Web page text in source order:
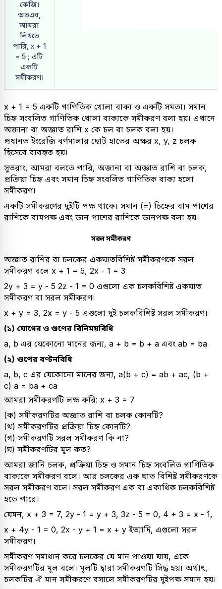
কেজি।
অতএব,
আমরা
লিখতে
পারি, x + 1
= 5 ; এটি
একটি
সমীকরণ।
x + 1 = 5 একটি গাণিতিক খোলা বাক্য ও একটি সমতা। সমান
চিহ্ন সংবলিত গাণিতিক খোলা বাক্যকে সমীকরণ বলা হয়। এখানে
অজানা বা অজ্ঞাত রাশি x কে চল বা চলক বলা হয়।
প্রধানত ইংরেজি বর্ণমালার ছোট হাতের অক্ষর x, y, z চলক
হিসেবে ব্যবহৃত হয়।
সুতরাং, আমরা বলতে পারি, অজানা বা অজ্ঞাত রাশি বা চলক,
প্রক্রিয়া চিহ্ন এবং সমান চিহ্ন সংবলিত গাণিতিক বাক্য হলো
সমীকরণ।
একটি সমীকরণের দুইটি পক্ষ থাকে। সমান (=) চিহ্নের বাম পাশের
রাশিকে বামপক্ষ এবং ডান পাশের রাশিকে ডানপক্ষ বলা হয়।
সরল সমীকরণ
অজ্ঞাত রাশির বা চলকের একঘাতবিশিষ্ট সমীকরণকে সরল
সমীকরণ বলে x + 1 = 5, 2x - 1 = 3
2y + 3 = y - 5 2z - 1 = 0 এগুলো এক চলকবিশিষ্ট একঘাত
সমীকরণ বা সরল সমীকরণ।
x + y = 3, 2x = y - 5 এগুলো দুই চলকবিশিষ্ট সরল সমীকরণ।
(১) যোগের ও গুণের বিনিময়বিধি
a, b এর যেকোনো মানের জন্য, a + b = b + a এবং ab = ba
(২) গুণের বণ্টনবিধি
a, b, c এর যেকোনো মানের জন্য, a(b + c) = ab + ac, (b +
c) a = ba + ca
আমরা সমীকরণটি লক্ষ করি: x + 3 = 7
(ক) সমীকরণটির অজ্ঞাত রাশি বা চলক কোনটি?
(থ) সমীকরণটির প্রক্রিয়া চিহ্ন কোনটি?
(গ) সমীকরণটি সরল সমীকরণ কি না?
(ঘ) সমীকরণটির মূল কত?
আমরা জানি চলক, প্রক্রিয়া চিহ্ন ও সমান চিহ্ন সংবলিত গাণিতিক
বাক্যকে সমীকরণ বলে। আর চলকের এক ঘাত বিশিষ্ট সমীকরণকে
সরল সমীকরণ বলে। সরল সমীকরণ এক বা একাধিক চলকবিশিষ্ট
হতে পারে।
যেমন, x + 3 = 7, 2y - 1 = y + 3, 3z - 5 = 0, 4 + 3 = x - 1,
x + 4y - 1 = 0, 2x - y + 1 = x + y ইত্যাদি, এগুলো সরল
সমীকরণ।
সমীকরণ সমাধান করে চলকের যে মান পাওয়া যায়, একে
সমীকরণটির মূল বলে। মূলটি দ্বারা সমীকরণটি সিদ্ধ হয়। অর্থাৎ,
চলকটির ঐ মান সমীকরণে বসালে সমীকরণটির দুইপক্ষ সমান হয়।